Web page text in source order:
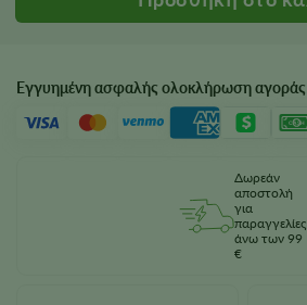
Εγγυημένη ασφαλής ολοκλήρωση αγοράς
Δωρεάν
αποστολή
για
παραγγελίες
άνω των 99
€